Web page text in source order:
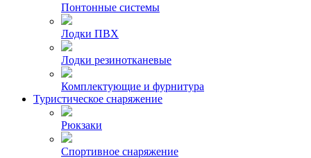
Понтонные системы
Лодки ПВХ
Лодки резинотканевые
Комплектующие и фурнитура
Туристическое снаряжение
Рюкзаки
Спортивное снаряжение